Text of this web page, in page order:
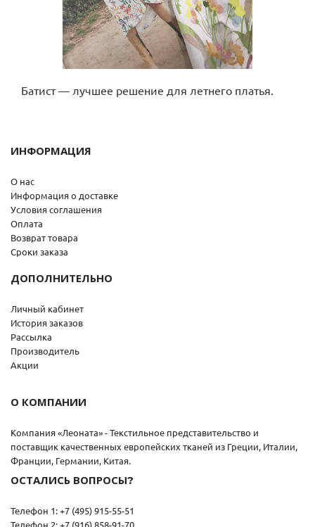
Батист — лучшее решение для летнего платья.
ИНФОРМАЦИЯ
О нас
Информация о доставке
Условия соглашения
Оплата
Возврат товара
Сроки заказа
ДОПОЛНИТЕЛЬНО
Личный кабинет
История заказов
Рассылка
Производитель
Акции
О КОМПАНИИ
Компания «Леоната» - Текстильное представительство и
поставщик качественных европейских тканей из Греции, Италии,
Франции, Германии, Китая.
ОСТАЛИСЬ ВОПРОСЫ?
Телефон 1: +7 (495) 915-55-51
Телефон 2: +7 (916) 858-91-70